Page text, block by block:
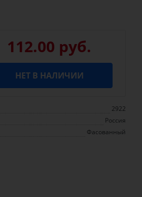
112.00 руб.
НЕТ В НАЛИЧИИ
2922
Россия
Фасованный